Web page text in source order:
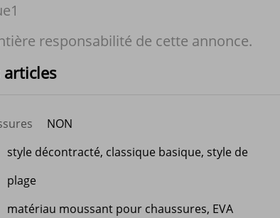
responsabilité de cette annonce.
articles
NON
style décontracté, classique basique, style de
plage
matériau moussant pour chaussures, EVA